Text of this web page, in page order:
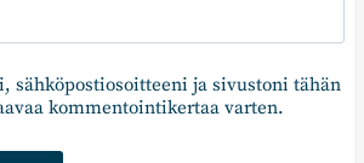
sähköpostiosoitteeni ja sivustoni tähän
kommentointikertaa varten.